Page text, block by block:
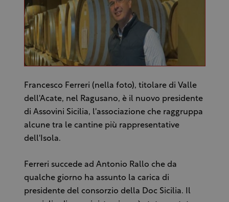
Francesco Ferreri (nella foto), titolare di Valle
dell'Acate, nel Ragusano, è il nuovo presidente
di Assovini Sicilia, l'associazione che raggruppa
alcune tra le cantine più rappresentative
dell'Isola.
Ferreri succede ad Antonio Rallo che da
qualche giorno ha assunto la carica di
presidente del consorzio della Doc Sicilia. Il